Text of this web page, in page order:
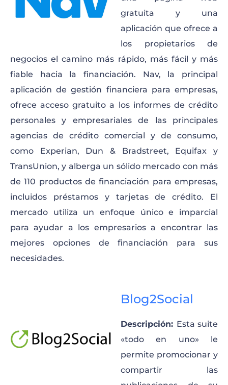
gratuita y una
aplicación que ofrece a
los propietarios de
negocios el camino más rápido, más fácil y más
fiable hacia la financiación. Nav, la principal
aplicación de gestión financiera para empresas,
ofrece acceso gratuito a los informes de crédito
personales y empresariales de las principales
agencias de crédito comercial y de consumo,
como Experian, Dun & Bradstreet, Equifax y
TransUnion, y alberga un sólido mercado con más
de 110 productos de financiación para empresas,
incluidos préstamos y tarjetas de crédito. El
mercado utiliza un enfoque único e imparcial
para ayudar a los empresarios a encontrar las
mejores opciones de financiación para sus
necesidades.
Blog2Social
Descripción: Esta suite
«todo en uno» le
permite promocionar y
compartir las